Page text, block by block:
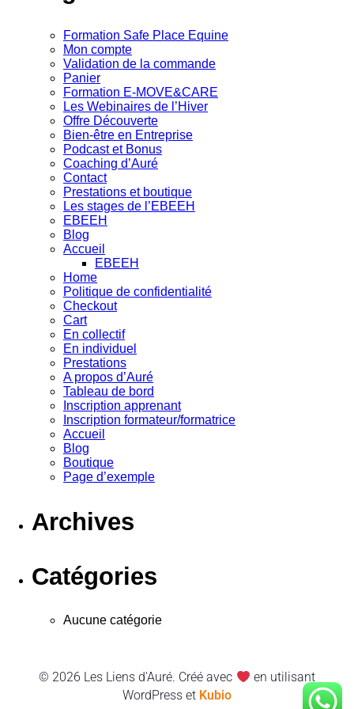
Formation Safe Place Equine
Mon compte
Validation de la commande
Panier
Formation E-MOVE&CARE
Les Webinaires de l’Hiver
Offre Découverte
Bien-être en Entreprise
Podcast et Bonus
Coaching d’Auré
Contact
Prestations et boutique
Les stages de l’EBEEH
EBEEH
Blog
Accueil
EBEEH
Home
Politique de confidentialité
Checkout
Cart
En collectif
En individuel
Prestations
A propos d’Auré
Tableau de bord
Inscription apprenant
Inscription formateur/formatrice
Accueil
Blog
Boutique
Page d’exemple
Archives
Catégories
Aucune catégorie
© 2026 Les Liens d'Auré. Créé avec
en utilisant
WordPress et Kubio